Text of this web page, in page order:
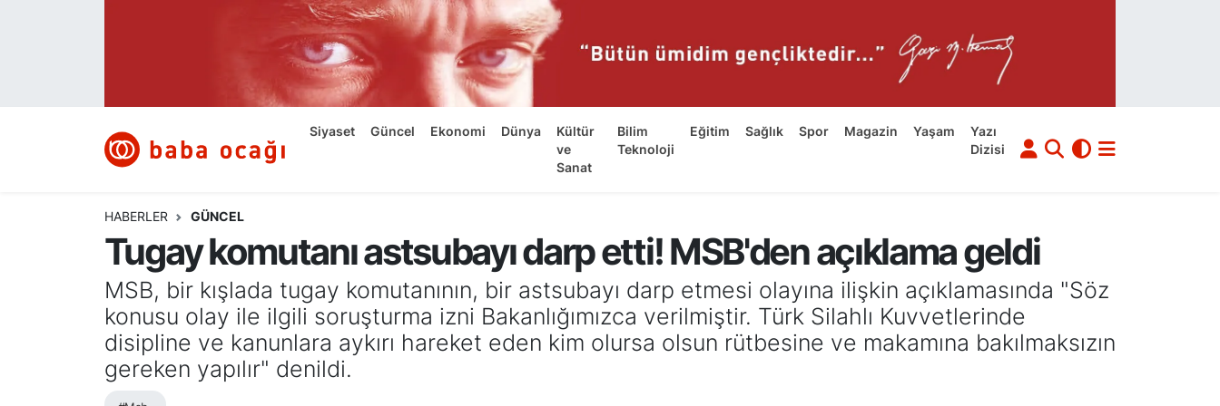
Siyaset Güncel Ekonomi Dünya
Kültür
ve
Sanat
Bilim
Teknoloji
Eğitim Sağlık Spor Magazin Yaşam
Yazı
Dizisi
HABERLER GÜNCEL
Tugay komutanı astsubayı darp etti! MSB'den açıklama geldi
MSB, bir kışlada tugay komutanının, bir astsubayı darp etmesi olayına ilişkin açıklamasında "Söz
konusu olay ile ilgili soruşturma izni Bakanlığımızca verilmiştir. Türk Silahlı Kuvvetlerinde
disipline ve kanunlara aykırı hareket eden kim olursa olsun rütbesine ve makamına bakılmaksızın
gereken yapılır" denildi.
Ekonomi
Kültür ve Sanat
Bilim ve Teknoloji
Namaz Vakitleri
Trafik Durumu
Süper Lig Puan Durumu ve Fikstür
Tüm Manşetler
Son Dakika Haberleri